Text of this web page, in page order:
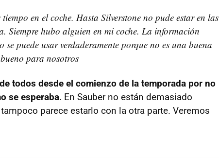
en el coche. Hasta Silverstone no pude estar en las
Siempre hubo alguien en mi coche. La información
se puede usar verdaderamente porque no es una buena
bueno para nosotros
todos desde el comienzo de la temporada por no
se esperaba. En Sauber no están demasiado
parece estarlo con la otra parte. Veremos